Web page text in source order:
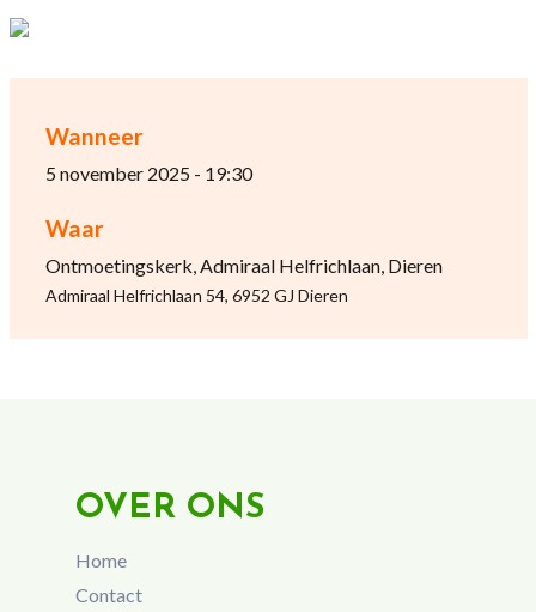
Wanneer
5 november 2025 - 19:30
Waar
Ontmoetingskerk, Admiraal Helfrichlaan, Dieren
Admiraal Helfrichlaan 54, 6952 GJ Dieren
OVER ONS
Home
Contact